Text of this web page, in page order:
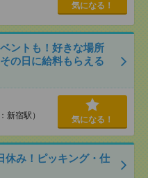
気になる！
ントも！好きな場所
の日に給料もらえる
新宿駅） 気になる！
休み！ピッキング・仕